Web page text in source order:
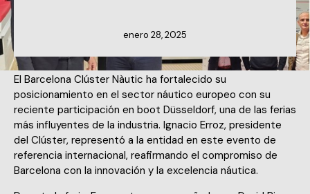
enero 28, 2025
El Barcelona Clúster Nàutic ha fortalecido su
posicionamiento en el sector náutico europeo con su
reciente participación en boot Düsseldorf, una de las ferias
más influyentes de la industria. Ignacio Erroz, presidente
del Clúster, representó a la entidad en este evento de
referencia internacional, reafirmando el compromiso de
Barcelona con la innovación y la excelencia náutica.